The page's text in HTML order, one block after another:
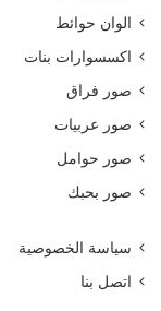
الوان حوائط
اكسسوارات بنات
صور فراق
صور عربيات
صور حوامل
صور بحبك
سياسة الخصوصية
اتصل بنا